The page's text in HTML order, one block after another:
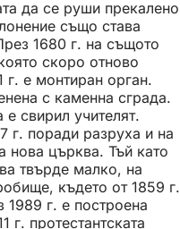
да се руши прекалено
също става
1680 г. на същото
скоро отново
г. е монтиран орган.
с каменна сграда.
свирил учителят.
г. поради разруха и на
нова църква. Тъй като
твърде малко, на
където от 1859 г.
1989 г. е построена
г. протестантската